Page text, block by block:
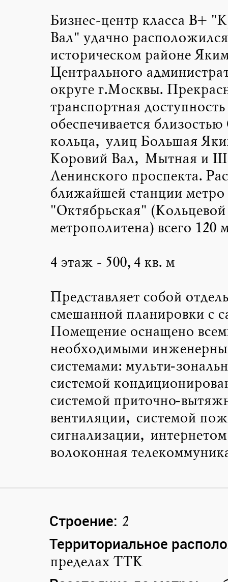
Бизнес-центр класса В+
Вал" удачно
историческом районе
Центрального
округе г.Москвы.
транспортная доступность
обеспечивается
кольца, улиц Большая
Коровий Вал, Мытная и
Ленинского проспекта.
ближайшей станции метро
"Октябрьская"
метрополитена) всего 120
4 этаж - 500,4 кв. м
Представляет собой
смешанной планировки с
Помещение оснащено
необходимыми
системами:
системой
системой
вентиляции, системой
сигнализации,
волоконная
Строение: 2
Территориальное
пределах ТТК